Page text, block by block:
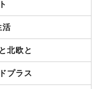
活
北欧と
プラス